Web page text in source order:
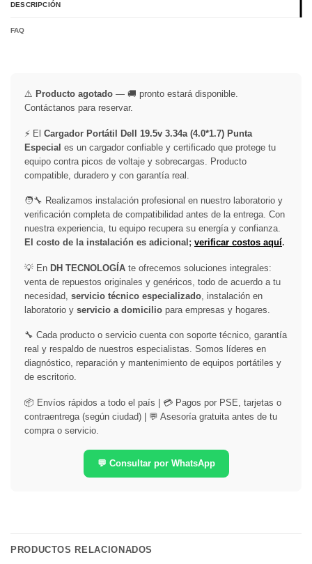
DESCRIPCIÓN
FAQ
⚠️ Producto agotado — 🚚 pronto estará disponible.
Contáctanos para reservar.
⚡ El Cargador Portátil Dell 19.5v 3.34a (4.0*1.7) Punta
Especial es un cargador confiable y certificado que protege tu
equipo contra picos de voltaje y sobrecargas. Producto
compatible, duradero y con garantía real.
🧑‍🔧 Realizamos instalación profesional en nuestro laboratorio y
verificación completa de compatibilidad antes de la entrega. Con
nuestra experiencia, tu equipo recupera su energía y confianza.
El costo de la instalación es adicional; verificar costos aquí.
💡 En DH TECNOLOGÍA te ofrecemos soluciones integrales:
venta de repuestos originales y genéricos, todo de acuerdo a tu
necesidad, servicio técnico especializado , instalación en
laboratorio y servicio a domicilio para empresas y hogares.
🔧 Cada producto o servicio cuenta con soporte técnico, garantía
real y respaldo de nuestros especialistas. Somos líderes en
diagnóstico, reparación y mantenimiento de equipos portátiles y
de escritorio.
📦 Envíos rápidos a todo el país | 💳 Pagos por PSE, tarjetas o
contraentrega (según ciudad) | 💬 Asesoría gratuita antes de tu
compra o servicio.
💬 Consultar por WhatsApp
PRODUCTOS RELACIONADOS